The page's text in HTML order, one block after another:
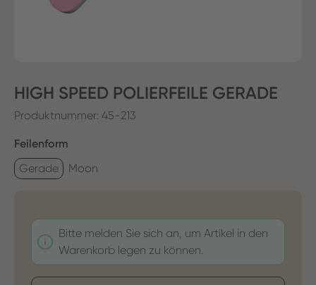
HIGH SPEED POLIERFEILE GERADE
Produktnummer: 45-213
Feilenform
Gerade
Moon
Bitte melden Sie sich an, um Artikel in den
Warenkorb legen zu können.